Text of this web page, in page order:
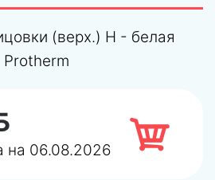
на 06.08.2026